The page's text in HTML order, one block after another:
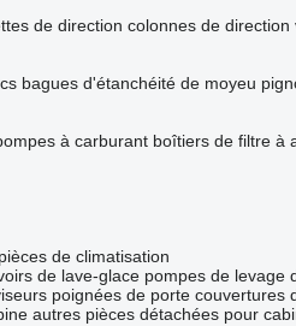
de direction colonnes de direction
bagues d'étanchéité de moyeu
à carburant boîtiers de filtre à
de climatisation
de lave-glace pompes de levage
poignées de porte couvertures
autres pièces détachées pour